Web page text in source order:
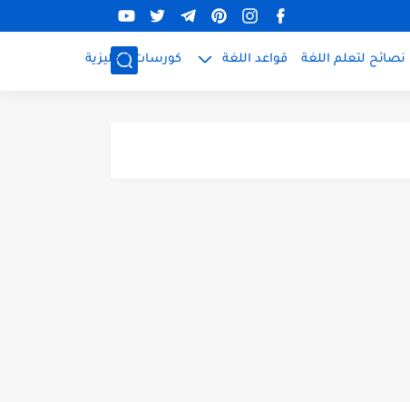
نصائح لتعلم اللغة قواعد اللغة كورسات إنجليزية